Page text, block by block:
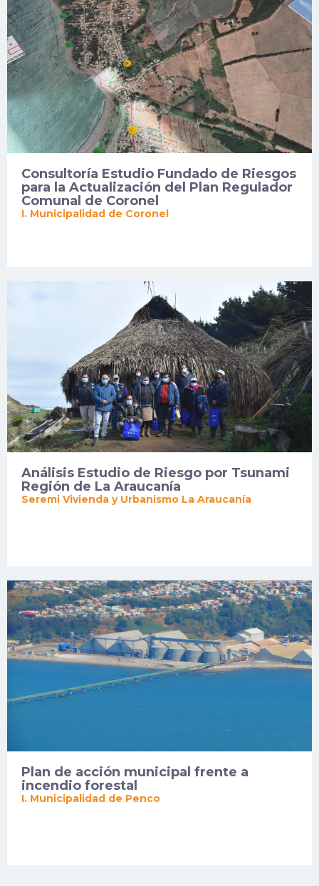
Consultoría Estudio Fundado de Riesgos
para la Actualización del Plan Regulador
Comunal de Coronel
I. Municipalidad de Coronel
Análisis Estudio de Riesgo por Tsunami
Región de La Araucanía
Seremi Vivienda y Urbanismo La Araucanía
Plan de acción municipal frente a
incendio forestal
I. Municipalidad de Penco